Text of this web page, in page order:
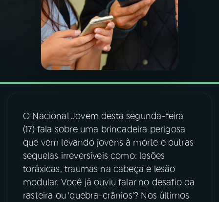
PROGRAMAS
PODCASTS
VIDEOCASTS
08 FESTIVAL DE MÚSICA
ACOMPANHE A RÁDIO NACIONAL
YouTube Facebook
O Nacional Jovem desta segunda-feira
(17) fala sobre uma brincadeira perigosa
que vem levando jovens à morte e outras
sequelas irreversíveis como: lesões
toráxicas, traumas na cabeça e lesão
modular. Você já ouviu falar no desafio da
rasteira ou 'quebra-crânios'? Nos últimos